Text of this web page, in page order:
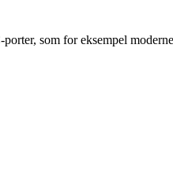
som for eksempel